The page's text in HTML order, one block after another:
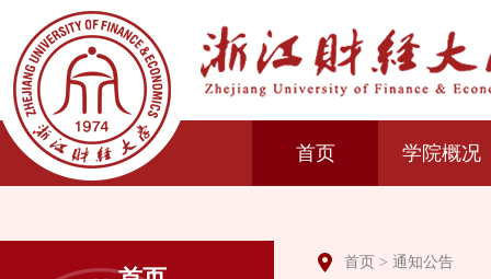
首页 学院概况
首页 > 通知公告